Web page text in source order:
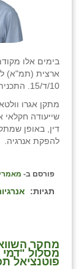
בימים אלו
ארצית (תמ"א)
10/ד/15. התכנית, נמצאת בשלב הערות הוועדות המחוזיות.
מתקן אגרו
שייעודה
דין, באופן
להפקת אנרגיה.
פורסם ב-
תגיות:
מחקר
מסלול
פוטנציאל